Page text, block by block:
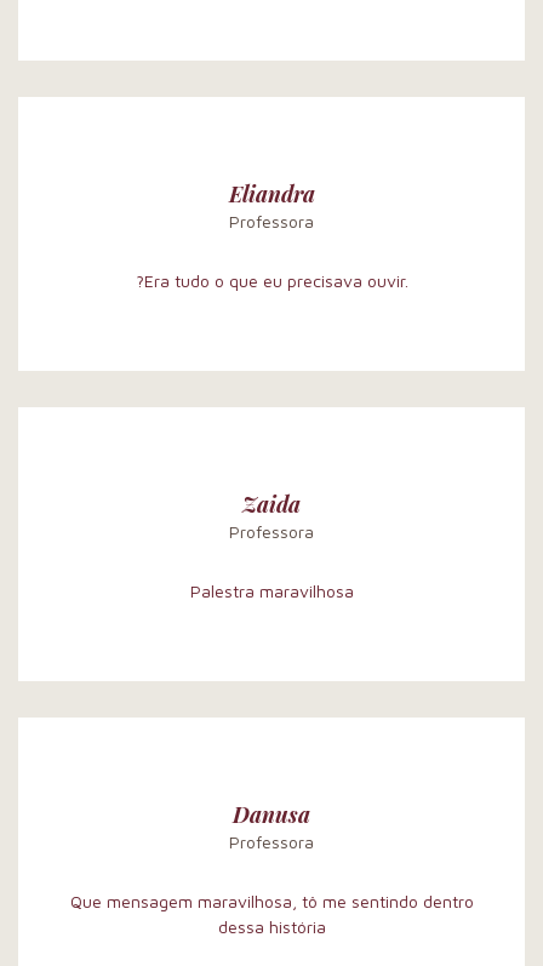
Eliandra
Professora
?Era tudo o que eu precisava ouvir.
Zaida
Professora
Palestra maravilhosa
Danusa
Professora
Que mensagem maravilhosa, tô me sentindo dentro
dessa história